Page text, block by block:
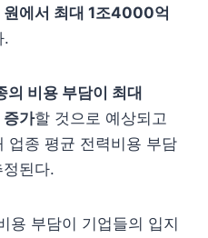
원에서 최대 1조4000억
.
의 비용 부담이 최대
증가할 것으로 예상되고
업종 평균 전력비용 부담
된다.
용 부담이 기업들의 입지